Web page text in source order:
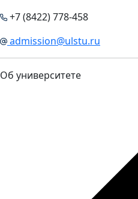
+7 (8422) 778-458
admission@ulstu.ru
Об университете